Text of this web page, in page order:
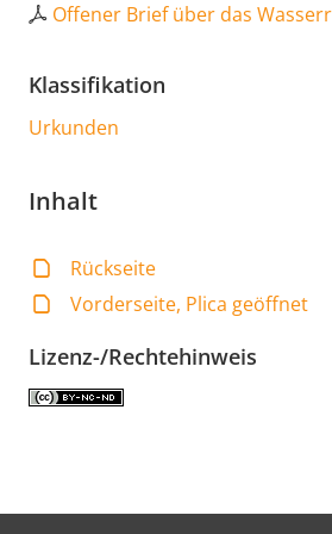
Offener Brief über das
Klassifikation
Urkunden
Inhalt
Rückseite
Vorderseite, Plica geöffnet
Lizenz-/Rechtehinweis